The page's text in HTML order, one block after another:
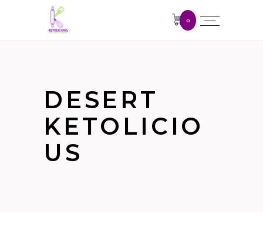
0
DESERT
KETOLICIO
US